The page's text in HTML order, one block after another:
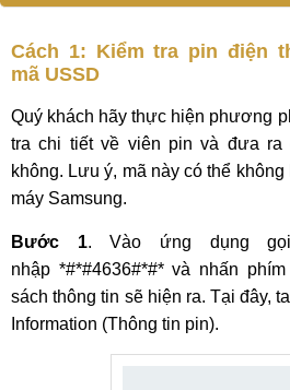
Cách 1: Kiểm tra pin điện
mã USSD
Quý khách hãy thực hiện phương
tra chi tiết về viên pin và đưa ra
không. Lưu ý, mã này có thể
máy Samsung.
Bước 1. Vào ứng dụng
nhập *#*#4636#*#* và nhấn
sách thông tin sẽ hiện ra. Tại đây,
Information (Thông tin pin).